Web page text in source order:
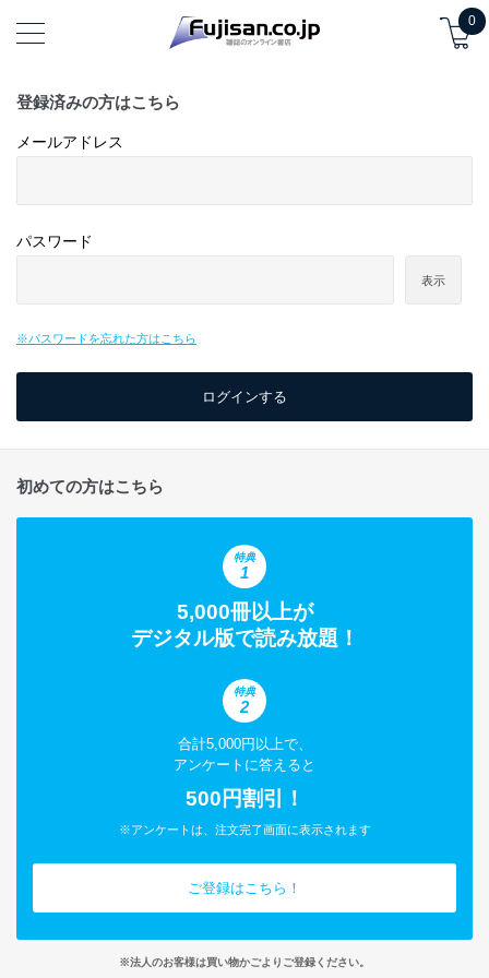
0
登録済みの方はこちら
メールアドレス
パスワード
表示
※パスワードを忘れた方はこちら
初めての方はこちら
特典
1
5,000冊以上が
デジタル版で読み放題！
特典
2
合計5,000円以上で、
アンケートに答えると
500円割引！
※アンケートは、注文完了画面に表示されます
ご登録はこちら！
※法人のお客様は買い物かごよりご登録ください。